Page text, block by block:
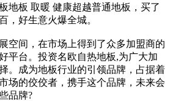
地板 取暖 健康超越普通地板，买了
，好生意火爆全城。
空间，在市场上得到了众多加盟商的
平台。投资名欧自热地板,为广大加
。成为地板行业的引领品牌，占据着
场的佼佼者，携手这个品牌，未来会
品牌?